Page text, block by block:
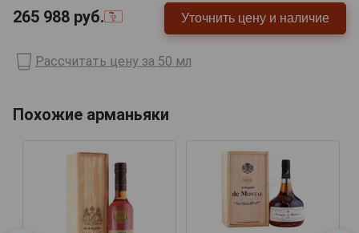
265 988 руб. Уточнить цену и наличие
Рассчитать цену за 50 мл
Похожие арманьяки